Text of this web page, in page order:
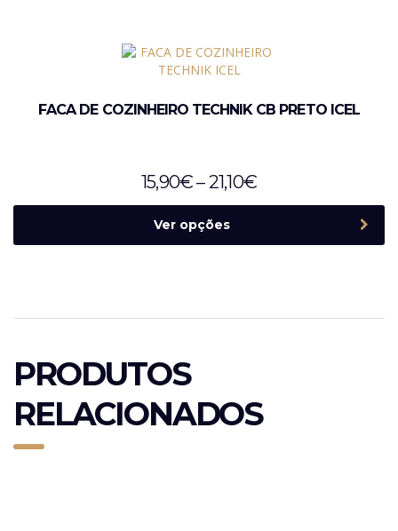
FACA DE COZINHEIRO TECHNIK CB PRETO ICEL
15,90€– 21,10€
Ver opções
PRODUTOS
RELACIONADOS